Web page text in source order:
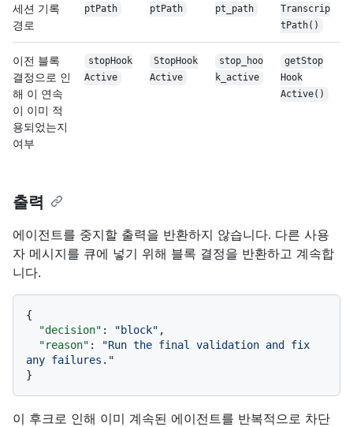
세션 기록
경로
ptPath
ptPath
pt_path
Transcrip
t Path()
이전 블록
결정으로 인
해 이 연속
이 이미 적
용되었는지
여부
stopHook
Active
StopHook
Active
stop_hoo
k_active
getStop
Hook
Active()
출력
에이전트를 중지할 출력을 반환하지 않습니다. 다른 사용
자 메시지를 큐에 넣기 위해 블록 결정을 반환하고 계속합
니다.
{
"decision" : "block" ,
"reason" :
"Run the final validation and fix
any failures."
}
이 후크로 인해 이미 계속된 에이전트를 반복적으로 차단